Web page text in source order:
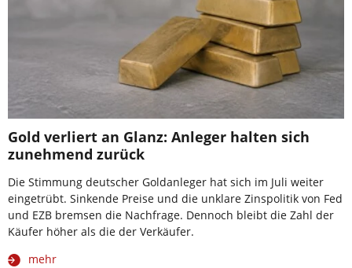
Gold verliert an Glanz: Anleger halten sich
zunehmend zurück
Die Stimmung deutscher Goldanleger hat sich im Juli weiter
eingetrübt. Sinkende Preise und die unklare Zinspolitik von Fed
und EZB bremsen die Nachfrage. Dennoch bleibt die Zahl der
Käufer höher als die der Verkäufer.
mehr